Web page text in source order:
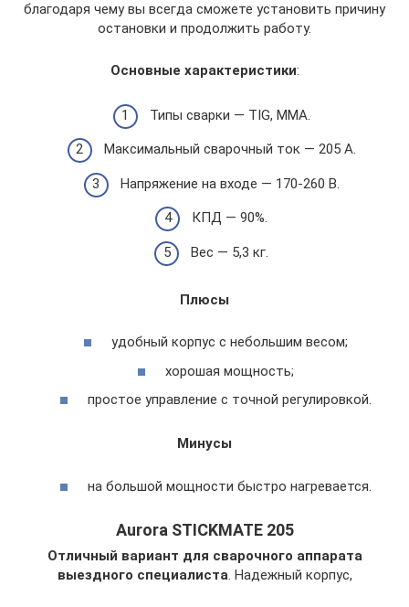
благодаря чему вы всегда сможете установить причину
остановки и продолжить работу.
Основные характеристики:
Типы сварки — TIG, MMA.
Максимальный сварочный ток — 205 А.
Напряжение на входе — 170-260 В.
КПД — 90%.
Вес — 5,3 кг.
Плюсы
удобный корпус с небольшим весом;
хорошая мощность;
простое управление с точной регулировкой.
Минусы
на большой мощности быстро нагревается.
Aurora STICKMATE 205
Отличный вариант для сварочного аппарата
выездного специалиста. Надежный корпус,